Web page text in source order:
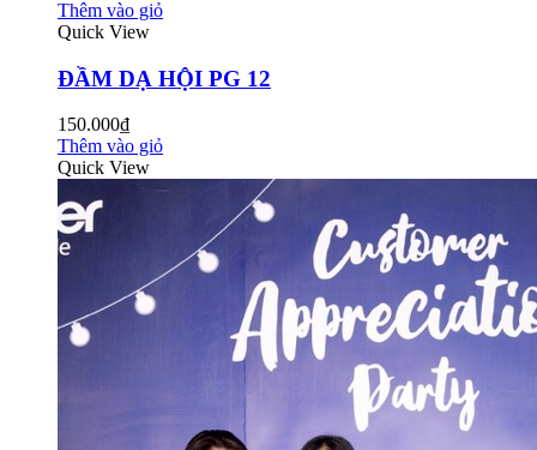
Thêm vào giỏ
Quick View
ĐẦM DẠ HỘI PG 12
150.000₫
Thêm vào giỏ
Quick View